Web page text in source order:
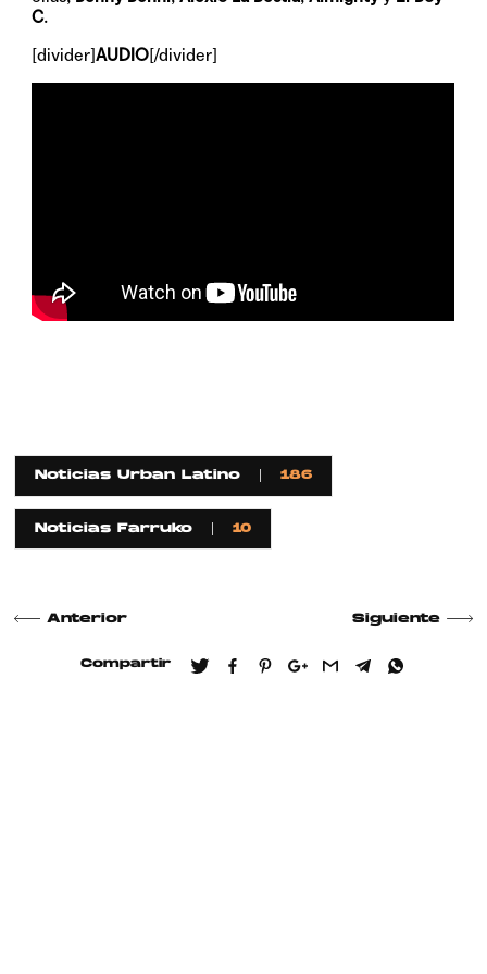
C.
[divider]AUDIO[/divider]
Noticias Urban Latino 186
Noticias Farruko 10
Anterior Siguiente
Compartir